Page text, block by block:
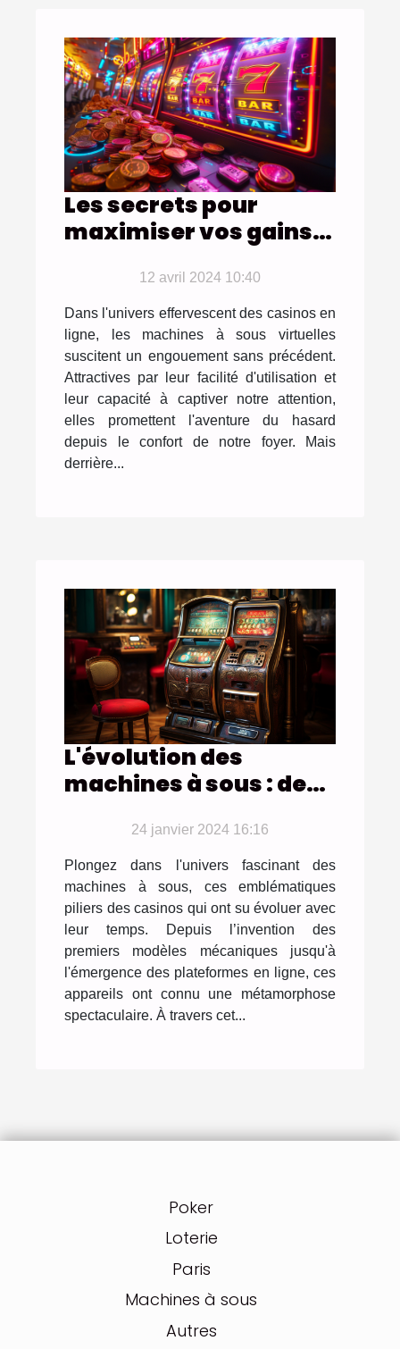
Les secrets pour
maximiser vos gains
virtuelles12 avril 2024 10:40
Dans l'univers effervescent des casinos en
ligne, les machines à sous virtuelles
suscitent un engouement sans précédent.
Attractives par leur facilité d'utilisation et
leur capacité à captiver notre attention,
elles promettent l'aventure du hasard
depuis le confort de notre foyer. Mais
derrière...
L'évolution des
machines à sous : de
dernières tendances
en ligne
24 janvier 2024 16:16
Plongez dans l'univers fascinant des
machines à sous, ces emblématiques
piliers des casinos qui ont su évoluer avec
leur temps. Depuis l’invention des
premiers modèles mécaniques jusqu'à
l'émergence des plateformes en ligne, ces
appareils ont connu une métamorphose
spectaculaire. À travers cet...
Poker
Loterie
Paris
Machines à sous
Autres